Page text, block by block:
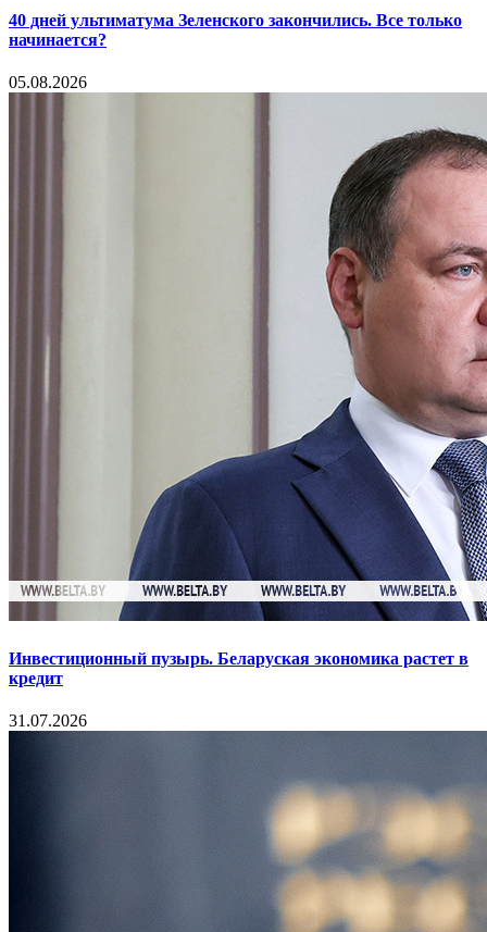
40 дней ультиматума Зеленского закончились. Все только
начинается?
05.08.2026
Инвестиционный пузырь. Беларуская экономика растет в
кредит
31.07.2026